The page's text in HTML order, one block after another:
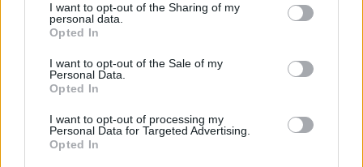
not limited to your visit or usage behaviour. You may click to
grant or deny consent to Google and its third-party tags to
use your data for below specified purposes in below Google
consent section.
I want to opt-out of the Sharing of my
personal data.
Opted In
I want to opt-out of the Sale of my
Personal Data.
Opted In
I want to opt-out of processing my
Personal Data for Targeted Advertising.
Opted In
Fotó: mtf.hu
felkészültségén túl művészi sokoldalúságukat is
bemutatja: azt, hogy a klasszikus és neoklasszikus
évszázados értékeket, valamint azt, hogy a
klasszikus balett formanyelvéből építkező mai